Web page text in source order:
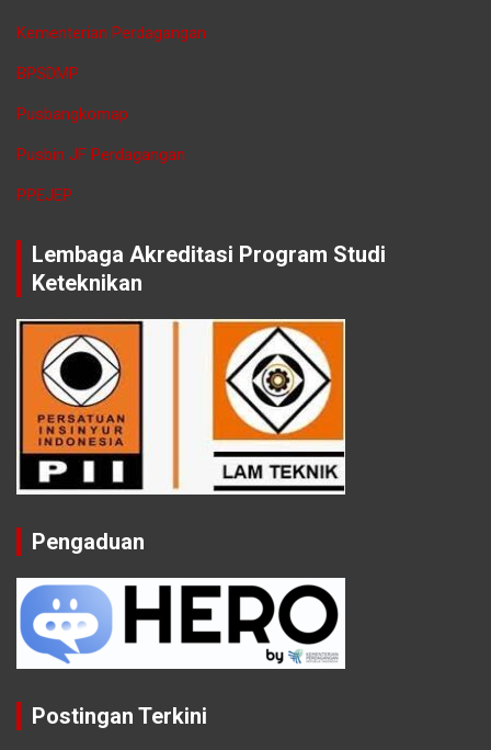
Kementerian Perdagangan
BPSDMP
Pusbangkomap
Pusbin JF Perdagangan
PPEJEP
Lembaga Akreditasi Program Studi
Keteknikan
Pengaduan
Postingan Terkini